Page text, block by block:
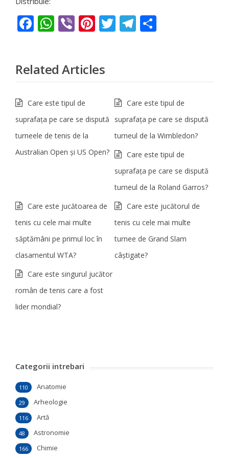
Facebook
WhatsApp
ViberPinterest
TwitterTelegram
Related Articles
Care este tipul de
suprafaţa pe care se dispută
turneele de tenis de la
Australian Open şi US Open?
Care este tipul de
suprafaţa pe care se dispută
turneul de la Wimbledon?
Care este tipul de
suprafaţa pe care se dispută
turneul de la Roland Garros?
Care este jucătoarea de
tenis cu cele mai multe
săptămâni pe primul loc în
clasamentul WTA?
Care este jucătorul de
tenis cu cele mai multe
turnee de Grand Slam
câştigate?
Care este singurul jucător
român de tenis care a fost
lider mondial?
Categorii intrebari
Anatomie
110
Arheologie
29
Artă
116
Astronomie
48
Chimie
166